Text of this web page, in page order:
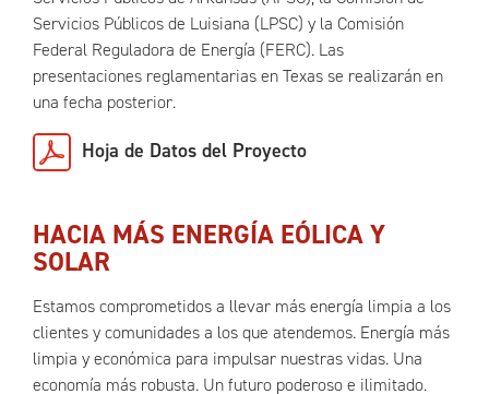
Servicios Públicos de Luisiana (LPSC) y la Comisión
Federal Reguladora de Energía (FERC). Las
presentaciones reglamentarias en Texas se realizarán en
una fecha posterior.
Hoja de Datos del Proyecto
HACIA MÁS ENERGÍA EÓLICA Y
SOLAR
Estamos comprometidos a llevar más energía limpia a los
clientes y comunidades a los que atendemos. Energía más
limpia y económica para impulsar nuestras vidas. Una
economía más robusta. Un futuro poderoso e ilimitado.